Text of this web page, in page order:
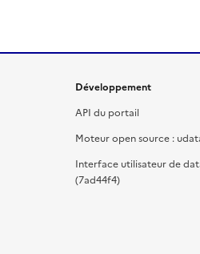
Développement
API du portail
Moteur open source :
Interface utilisateur de
(7ad44f4)